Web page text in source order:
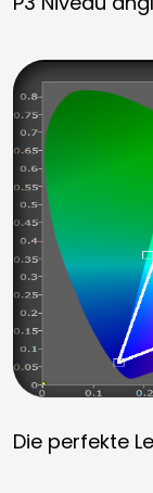
Die perfekte